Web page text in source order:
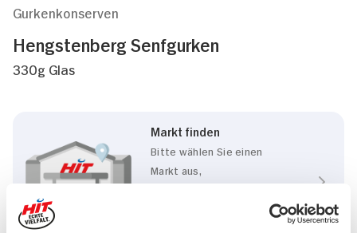
Gurkenkonserven
Hengstenberg Senfgurken
330g Glas
Markt finden
Bitte wählen Sie einen
Markt aus,